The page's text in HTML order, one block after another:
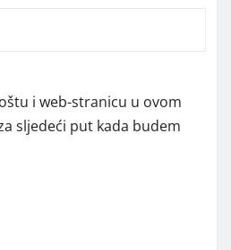
i web-stranicu u ovom
sljedeći put kada budem